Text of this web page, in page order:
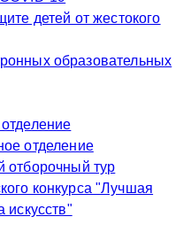
детей от жестокого
образовательных
отделение
отборочный тур
конкурса "Лучшая
искусств"